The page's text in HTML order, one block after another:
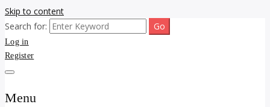
Skip to content
รับจ้างโพสต์ขายบ้าน ขาย
ของ ติดหน้าแรก Google Ai
Search ราคาถูกที่สุด! เน้น
ขายบ้านไม่ออก ขายสินค้าไม่ได้ บอกเรา! รับจ้างลงโพสต์อสังหาฯ รับโพส
เว็บบอร์ดSEO ดันติดหน้าแรก Google AI ชัวร์ 🎯 … ให้เราจัดการให้! ด้วย
ระบบ AI Search & SEO ที่แม่นยำที่สุด
Search for:
Log in
Register
Menu